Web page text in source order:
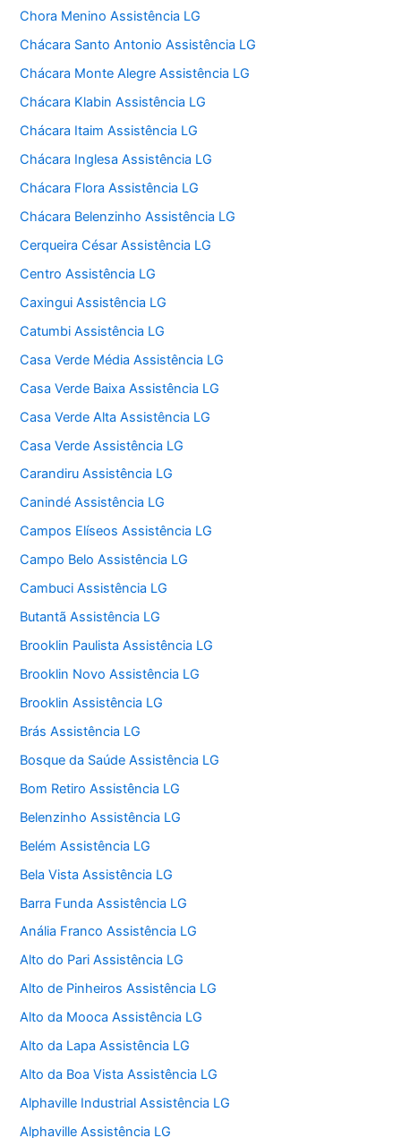
Chora Menino Assistência LG
Chácara Santo Antonio Assistência LG
Chácara Monte Alegre Assistência LG
Chácara Klabin Assistência LG
Chácara Itaim Assistência LG
Chácara Inglesa Assistência LG
Chácara Flora Assistência LG
Chácara Belenzinho Assistência LG
Cerqueira César Assistência LG
Centro Assistência LG
Caxingui Assistência LG
Catumbi Assistência LG
Casa Verde Média Assistência LG
Casa Verde Baixa Assistência LG
Casa Verde Alta Assistência LG
Casa Verde Assistência LG
Carandiru Assistência LG
Canindé Assistência LG
Campos Elíseos Assistência LG
Campo Belo Assistência LG
Cambuci Assistência LG
Butantã Assistência LG
Brooklin Paulista Assistência LG
Brooklin Novo Assistência LG
Brooklin Assistência LG
Brás Assistência LG
Bosque da Saúde Assistência LG
Bom Retiro Assistência LG
Belenzinho Assistência LG
Belém Assistência LG
Bela Vista Assistência LG
Barra Funda Assistência LG
Anália Franco Assistência LG
Alto do Pari Assistência LG
Alto de Pinheiros Assistência LG
Alto da Mooca Assistência LG
Alto da Lapa Assistência LG
Alto da Boa Vista Assistência LG
Alphaville Industrial Assistência LG
Alphaville Assistência LG